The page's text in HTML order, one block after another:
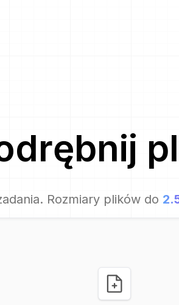
Rozmiary plików do